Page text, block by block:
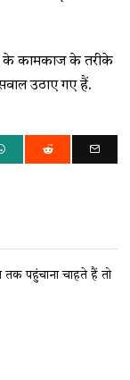
के कामकाज के तरीके
उठाए गए हैं.
पहुंचाना चाहते हैं तो